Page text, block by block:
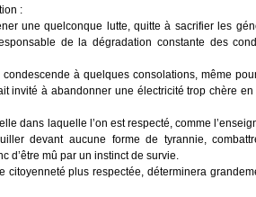
:
une quelconque lutte, quitte à sacrifier les
de la dégradation constante des
à quelques consolations, même
invité à abandonner une électricité trop chère
dans laquelle l’on est respecté, comme
devant aucune forme de tyrannie,
d’être mû par un instinct de survie.
citoyenneté plus respectée, déterminera